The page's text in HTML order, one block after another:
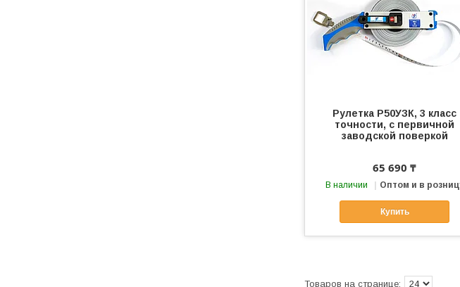
Рулетка Р50УЗК, 3 класс
точности, с первичной
заводской поверкой
65 690 ₸
В наличии Оптом и в
Купить